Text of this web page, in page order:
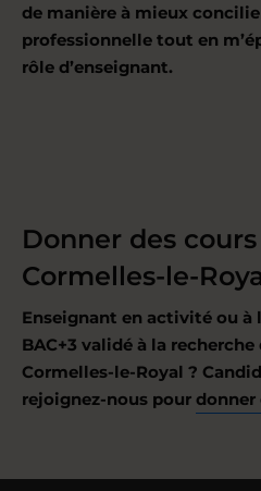
de manière à mieux
professionnelle tout en
rôle d’enseignant.
Donner des
Cormelles-le-
Enseignant en activité ou à
BAC+3 validé à la
Cormelles-le-Royal ?
rejoignez-nous pour donner